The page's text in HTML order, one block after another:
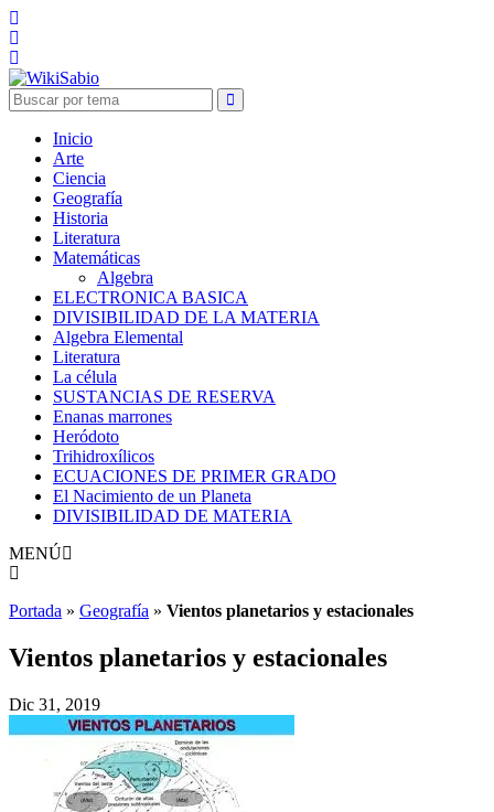
Inicio
Arte
Ciencia
Geografía
Historia
Literatura
Matemáticas
Algebra
ELECTRONICA BASICA
DIVISIBILIDAD DE LA MATERIA
Algebra Elemental
Literatura
La célula
SUSTANCIAS DE RESERVA
Enanas marrones
Heródoto
Trihidroxílicos
ECUACIONES DE PRIMER GRADO
El Nacimiento de un Planeta
DIVISIBILIDAD DE MATERIA
MENÚ
Portada » Geografía » Vientos planetarios y estacionales
Vientos planetarios y estacionales
Dic 31, 2019